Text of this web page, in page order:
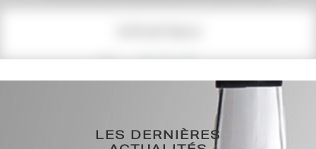
21 892€
(plus haut annuel)
0€ (plus bas annuel)
LES DERNIÈRES